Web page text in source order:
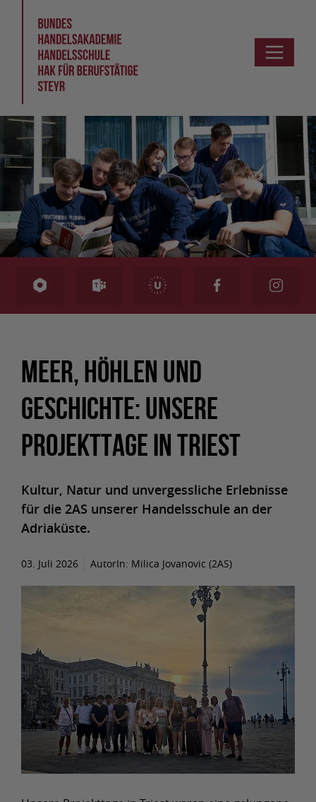
MEER, HÖHLEN UND
GESCHICHTE: UNSERE
PROJEKTTAGE IN TRIEST
Kultur, Natur und unvergessliche Erlebnisse
für die 2AS unserer Handelsschule an der
Adriaküste.
03. Juli 2026 AutorIn: Milica Jovanovic (2AS)